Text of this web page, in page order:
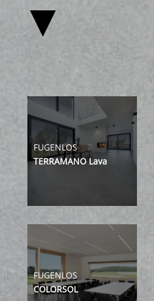
FUGENLOS
TERRAMANO Lava
FUGENLOS
COLORSOL